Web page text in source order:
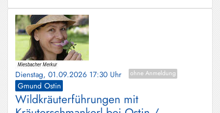
Dienstag, 01.09.2026 17:30 Uhr ohne Anmeldung
Gmund Ostin
Wildkräuterführungen mit